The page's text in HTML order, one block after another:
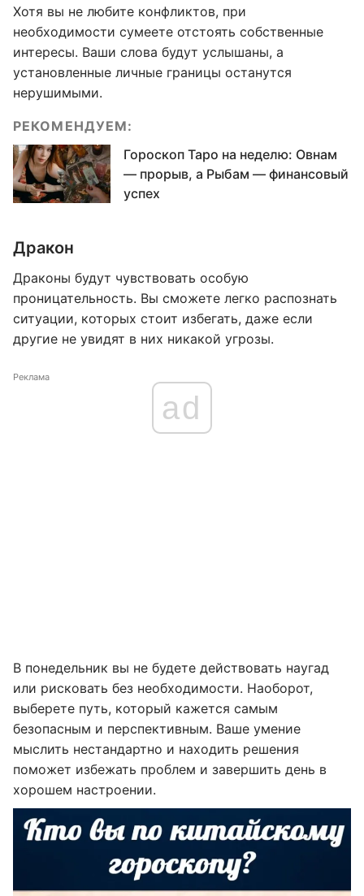
Хотя вы не любите конфликтов, при
необходимости сумеете отстоять собственные
интересы. Ваши слова будут услышаны, а
установленные личные границы останутся
нерушимыми.
РЕКОМЕНДУЕМ:
Гороскоп Таро на неделю: Овнам
— прорыв, а Рыбам — финансовый
успех
Дракон
Драконы будут чувствовать особую
проницательность. Вы сможете легко распознать
ситуации, которых стоит избегать, даже если
другие не увидят в них никакой угрозы.
Реклама
ad
В понедельник вы не будете действовать наугад
или рисковать без необходимости. Наоборот,
выберете путь, который кажется самым
безопасным и перспективным. Ваше умение
мыслить нестандартно и находить решения
поможет избежать проблем и завершить день в
хорошем настроении.